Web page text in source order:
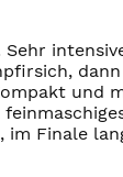
Sehr
und
im Finale